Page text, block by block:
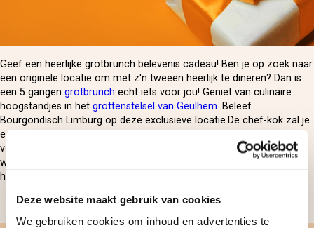
Deze website maakt gebruik van cookies
We gebruiken cookies om inhoud en advertenties te
Geef een heerlijke grotbrunch belevenis cadeau! Ben je op zoek naar
een originele locatie om met z'n tweeën heerlijk te dineren? Dan is
een 5 gangen grotbrunch echt iets voor jou! Geniet van culinaire
hoogstandjes in het grottenstelsel van Geulhem. Beleef
Bourgondisch Limburg op deze exclusieve locatie.De chef-kok zal je
een heerlijk menu presenteren, waarbij je kunt kiezen uit diverse
voorgerechten, soepen, hoofdgerechten, kazen en desserts! Dat
wordt dus culinair genieten bij kaarslicht met een knapperend
haardvuur op de achtergrond.
Delen